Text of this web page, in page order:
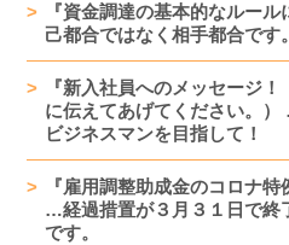
『資金調達の基本的なルー
己都合ではなく相手都合です。
『新入社員へのメッセージ
に伝えてあげてください。
ビジネスマンを目指して！
『雇用調整助成金のコロナ特
…経過措置が３月３１日で終
です。